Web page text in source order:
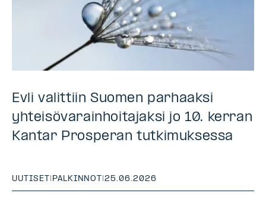
Evli valittiin Suomen parhaaksi
yhteisövarainhoitajaksi jo 10. kerran
Kantar Prosperan tutkimuksessa
UUTISET | PALKINNOT |25.06.2026